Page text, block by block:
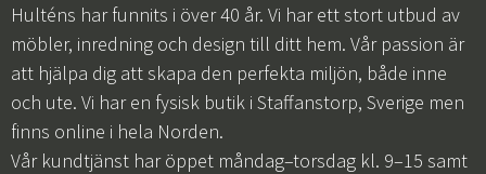
Hulténs har funnits i över 40 år. Vi har ett stort utbud av
möbler, inredning och design till ditt hem. Vår passion är
att hjälpa dig att skapa den perfekta miljön, både inne
och ute. Vi har en fysisk butik i Staffanstorp, Sverige men
finns online i hela Norden.
Vår kundtjänst har öppet måndag–torsdag kl. 9–15 samt